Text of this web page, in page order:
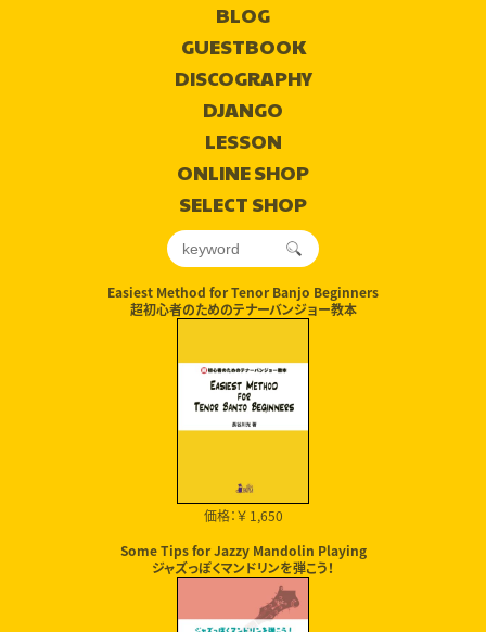
BLOG
GUESTBOOK
DISCOGRAPHY
DJANGO
LESSON
ONLINE SHOP
SELECT SHOP
Easiest Method for Tenor Banjo Beginners
超初心者のためのテナーバンジョー教本
価格：￥ 1,650
Some Tips for Jazzy Mandolin Playing
ジャズっぽくマンドリンを弾こう！